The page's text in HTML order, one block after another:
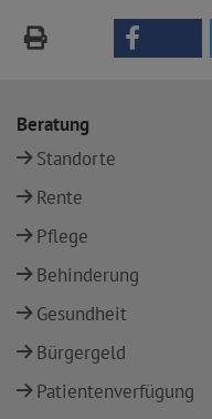
Beratung
Standorte
Rente
Pflege
Behinderung
Gesundheit
Bürgergeld
Patientenverfügung